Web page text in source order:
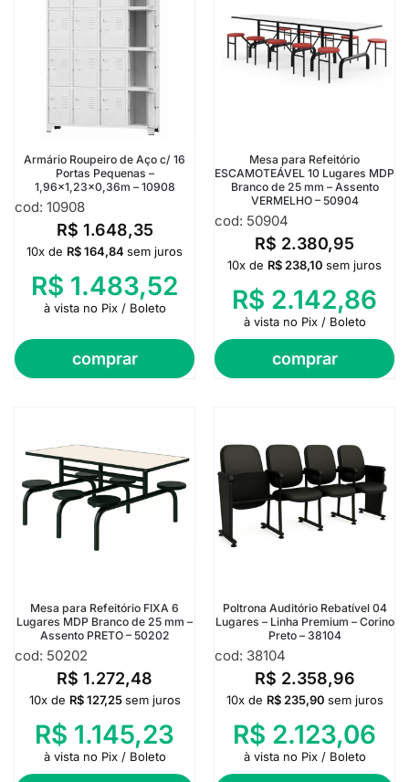
Armário Roupeiro de Aço c/ 16
Portas Pequenas –
1,96×1,23×0,36m – 10908
cod: 10908
R$ 1.648,35
comprar
10x de R$164,84 sem juros
R$ 1.483,52
à vista no Pix / Boleto
Mesa para Refeitório
ESCAMOTEÁVEL 10 Lugares MDP
Branco de 25 mm – Assento
VERMELHO – 50904
cod: 50904
R$ 2.380,95
comprar
10x de R$ 238,10 sem juros
R$ 2.142,86
à vista no Pix / Boleto
Mesa para Refeitório FIXA 6
Lugares MDP Branco de 25 mm –
Assento PRETO – 50202
cod: 50202
R$ 1.272,48
10x de R$127,25 sem juros
R$ 1.145,23
à vista no Pix / Boleto
Poltrona Auditório Rebatível 04
Lugares – Linha Premium – Corino
Preto – 38104
cod: 38104
R$ 2.358,96
10x de R$235,90 sem juros
R$ 2.123,06
à vista no Pix / Boleto